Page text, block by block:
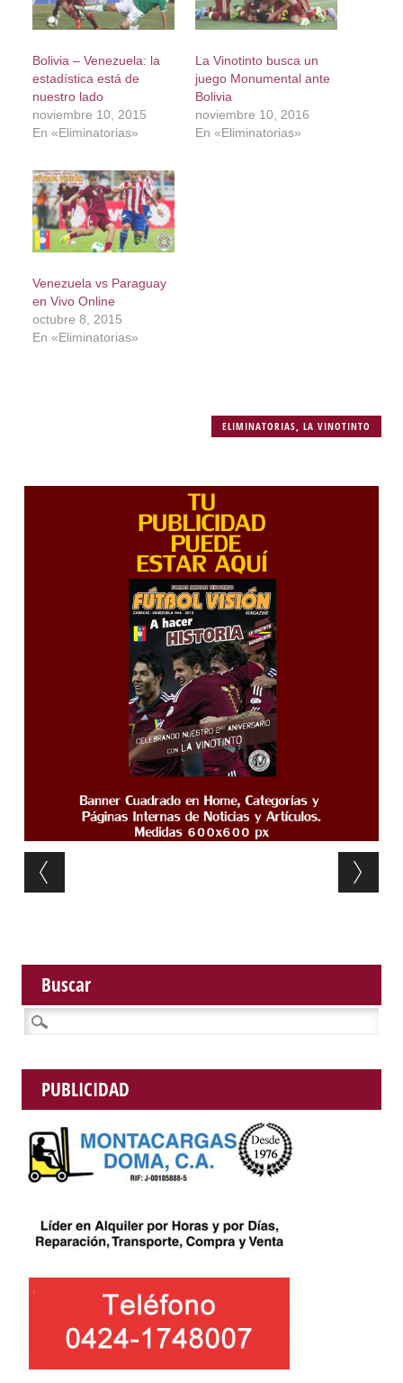
Bolivia – Venezuela: la
estadística está de
nuestro lado
noviembre 10, 2015
En «Eliminatorias»
La Vinotinto busca un
juego Monumental ante
Bolivia
noviembre 10, 2016
En «Eliminatorias»
Venezuela vs Paraguay
en Vivo Online
octubre 8, 2015
En «Eliminatorias»
ELIMINATORIAS ,LA VINOTINTO
Post navigation
Buscar
Buscar:
PUBLICIDAD